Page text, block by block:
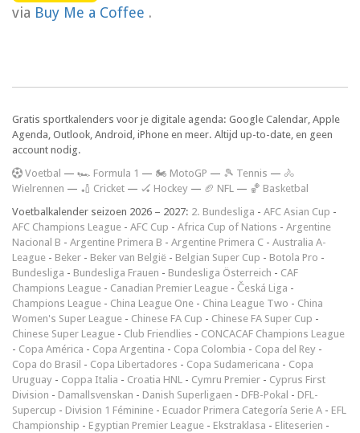
via Buy Me a Coffee .
Gratis sportkalenders voor je digitale agenda: Google Calendar, Apple
Agenda, Outlook, Android, iPhone en meer. Altijd up-to-date, en geen
account nodig.
Voetbal — 🏎️ Formula 1 — 🏍 MotoGP — 🎾 Tennis — 🚴
Wielrennen — 🏏 Cricket — 🏑 Hockey — 🏈 NFL — 🏀 Basketbal
Voetbalkalender seizoen 2026 – 2027: 2. Bundesliga - AFC Asian Cup -
AFC Champions League - AFC Cup - Africa Cup of Nations - Argentine
Nacional B - Argentine Primera B - Argentine Primera C - Australia A-
League - Beker - Beker van België - Belgian Super Cup - Botola Pro -
Bundesliga - Bundesliga Frauen - Bundesliga Österreich - CAF
Champions League - Canadian Premier League - Česká Liga -
Champions League - China League One - China League Two - China
Women's Super League - Chinese FA Cup - Chinese FA Super Cup -
Chinese Super League - Club Friendlies - CONCACAF Champions League
- Copa América - Copa Argentina - Copa Colombia - Copa del Rey -
Copa do Brasil - Copa Libertadores - Copa Sudamericana - Copa
Uruguay - Coppa Italia - Croatia HNL - Cymru Premier - Cyprus First
Division - Damallsvenskan - Danish Superligaen - DFB-Pokal - DFL-
Supercup - Division 1 Féminine - Ecuador Primera Categoría Serie A - EFL
Championship - Egyptian Premier League - Ekstraklasa - Eliteserien -